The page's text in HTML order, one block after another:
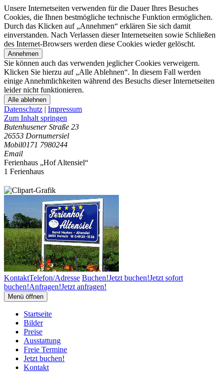
Unsere Internetseiten verwenden für die Dauer Ihres Besuches
Cookies, die Ihnen bestmögliche technische Funktion ermöglichen.
Durch das Klicken auf „Annehmen“ erklären Sie sich damit
einverstanden. Nach Verlassen dieser Internetseiten sowie Schließen
des Internet-Browsers werden diese Cookies wieder gelöscht.
Annehmen
Sie können auch das verwenden jeglicher Cookies verweigern.
Klicken Sie hierzu auf „Alle Ablehnen“. In diesem Fall werden
einige Annehmlichkeiten während des Besuchs dieser Internetseiten
leider nicht funktionieren.
Alle ablehnen
Datenschutz | Impressum
Zum Inhalt springen
Butenhusener Straße 23
26553 Dornumersiel
Mobil0171 7980244
Email
Ferienhaus „Hof Altensiel“
1 Ferienhaus
KontaktTelefon/Adresse Buchen!Jetzt buchen!Jetzt sofort
buchen!Anfragen!Jetzt anfragen!
Menü öffnen
Startseite
Bilder
Preise
Ausstattung
Freie Termine
Jetzt buchen!
Kontakt